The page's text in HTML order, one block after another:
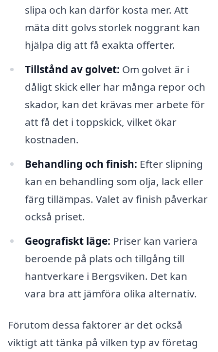
slipa och kan därför kosta mer. Att
mäta ditt golvs storlek noggrant kan
hjälpa dig att få exakta offerter.
Tillstånd av golvet: Om golvet är i
dåligt skick eller har många repor och
skador, kan det krävas mer arbete för
att få det i toppskick, vilket ökar
kostnaden.
Behandling och finish: Efter slipning
kan en behandling som olja, lack eller
färg tillämpas. Valet av finish påverkar
också priset.
Geografiskt läge: Priser kan variera
beroende på plats och tillgång till
hantverkare i Bergsviken. Det kan
vara bra att jämföra olika alternativ.
Förutom dessa faktorer är det också
viktigt att tänka på vilken typ av företag